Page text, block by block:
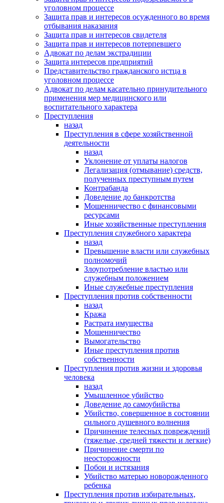
уголовном процессе
Защита прав и интересов осужденного во время
отбывания наказания
Защита прав и интересов свидетеля
Защита прав и интересов потерпевшего
Адвокат по делам экстрадиции
Защита интересов предприятий
Представительство гражданского истца в
уголовном процессе
Адвокат по делам касательно принудительного
применения мер медицинского или
воспитательного характера
Преступления
назад
Преступления в сфере хозяйственной
деятельности
назад
Уклонение от уплаты налогов
Легализация (отмывание) средств,
полученных преступным путем
Контрабанда
Доведение до банкротства
Мошенничество с финансовыми
ресурсами
Иные хозяйственные преступления
Преступления служебного характера
назад
Превышение власти или служебных
полномочий
Злоупотребление властью или
служебным положением
Иные служебные преступления
Преступления против собственности
назад
Кража
Растрата имущества
Мошенничество
Вымогательство
Иные преступления против
собственности
Преступления против жизни и здоровья
человека
назад
Умышленное убийство
Доведение до самоубийства
Убийство, совершенное в состоянии
сильного душевного волнения
Причинение телесных повреждений
(тяжелые, средней тяжести и легкие)
Причинение смерти по
неосторожности
Побои и истязания
Убийство матерью новорожденного
ребенка
Преступления против избирательных,